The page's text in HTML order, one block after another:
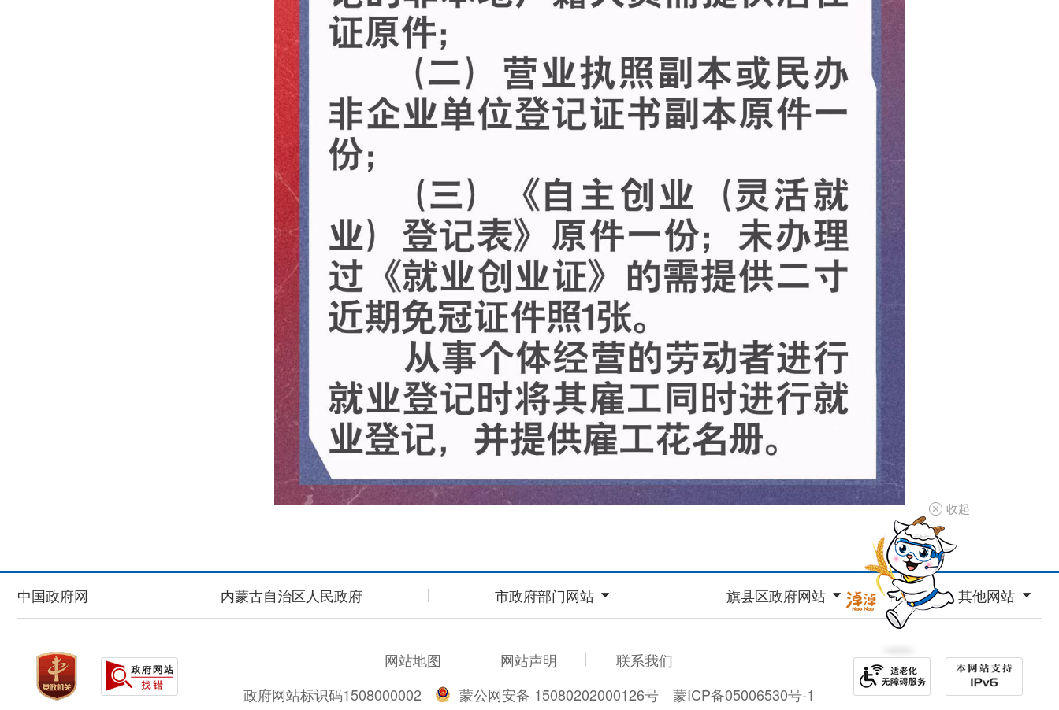
中国政府网 内蒙古自治区人民政府 市政府部门网站 旗县区政府网站 其他网站
网站地图 网站声明
联系我们
政府网站标识码1508000002
蒙公网安备 15080202000126号 蒙ICP备05006530号-1
收起